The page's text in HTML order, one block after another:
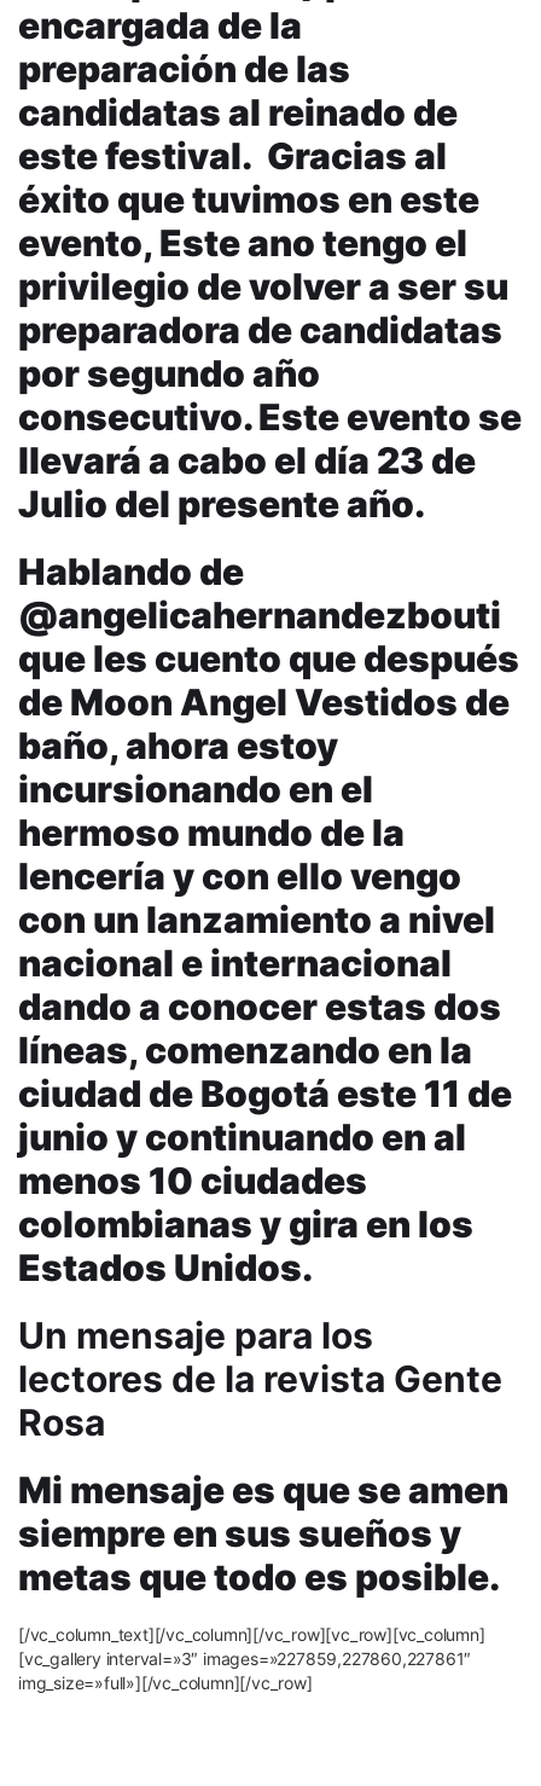
encargada de la
preparación de las
candidatas al reinado de
este festival. Gracias al
éxito que tuvimos en este
evento, Este ano tengo el
privilegio de volver a ser su
preparadora de candidatas
por segundo año
consecutivo. Este evento se
llevará a cabo el día 23 de
Julio del presente año.
Hablando de
@angelicahernandezbouti
que les cuento que después
de Moon Angel Vestidos de
baño, ahora estoy
incursionando en el
hermoso mundo de la
lencería y con ello vengo
con un lanzamiento a nivel
nacional e internacional
dando a conocer estas dos
líneas, comenzando en la
ciudad de Bogotá este 11 de
junio y continuando en al
menos 10 ciudades
colombianas y gira en los
Estados Unidos.
Un mensaje para los
lectores de la revista Gente
Rosa
Mi mensaje es que se amen
siempre en sus sueños y
metas que todo es posible.
[/vc_column_text][/vc_column][/vc_row][vc_row][vc_column]
[vc_gallery interval=»3″ images=»227859,227860,227861″
img_size=»full»][/vc_column][/vc_row]